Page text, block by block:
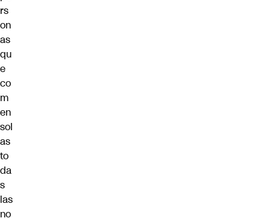
rs
on
as
qu
e
co
m
en
sol
as
to
da
s
las
no